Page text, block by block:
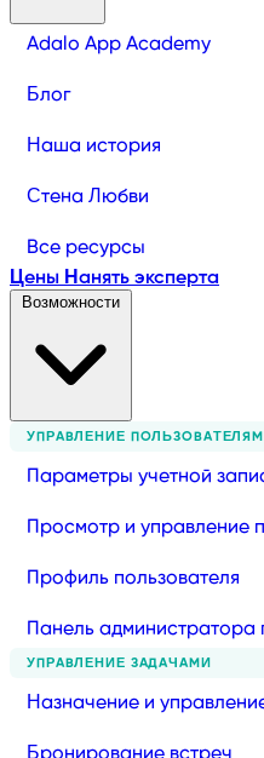
Adalo App Academy
Блог
Наша история
Стена Любви
Все ресурсы
Цены Нанять эксперта
УПРАВЛЕНИЕ
Параметры учетной
Просмотр и управление
Профиль пользователя
Панель администратора
УПРАВЛЕНИЕ ЗАДАЧАМИ
Назначение и
Бронирование встреч